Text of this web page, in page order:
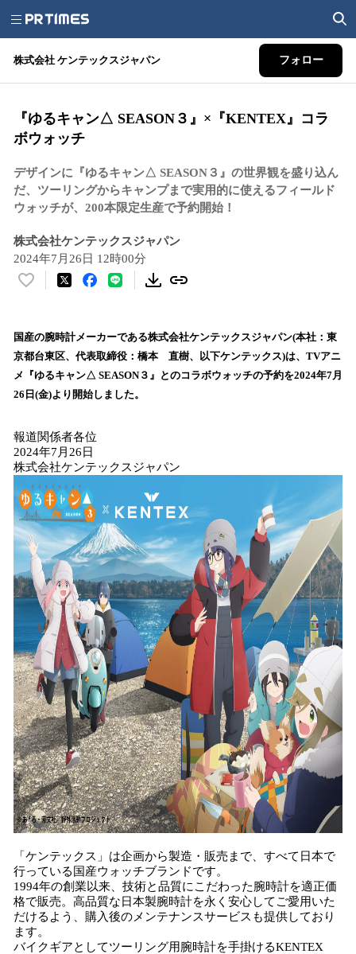
株式会社 ケンテックスジャパン フォロー
『ゆるキャン△ SEASON３』×『KENTEX』コラ
ボウォッチ
デザインに『ゆるキャン△ SEASON３』の世界観を盛り込ん
だ、ツーリングからキャンプまで実用的に使えるフィールド
ウォッチが、200本限定生産で予約開始！
株式会社ケンテックスジャパン
2024年7月26日 12時00分
い
！
数
を
読
み
み
中
で
す
国産の腕時計メーカーである株式会社ケンテックスジャパン(本社：東
京都台東区、代表取締役：橋本 直樹、以下ケンテックス)は、TVアニ
メ『ゆるキャン△ SEASON３』とのコラボウォッチの予約を2024年7月
26日(金)より開始しました。
報道関係者各位
2024年7月26日
株式会社ケンテックスジャパン
「ケンテックス」は企画から製造・販売まで、すべて日本で
行っている国産ウォッチブランドです。
1994年の創業以来、技術と品質にこだわった腕時計を適正価
格で販売。高品質な日本製腕時計を永く安心してご愛用いた
だけるよう、購入後のメンテナンスサービスも提供しており
ます。
バイクギアとしてツーリング用腕時計を手掛けるKENTEX